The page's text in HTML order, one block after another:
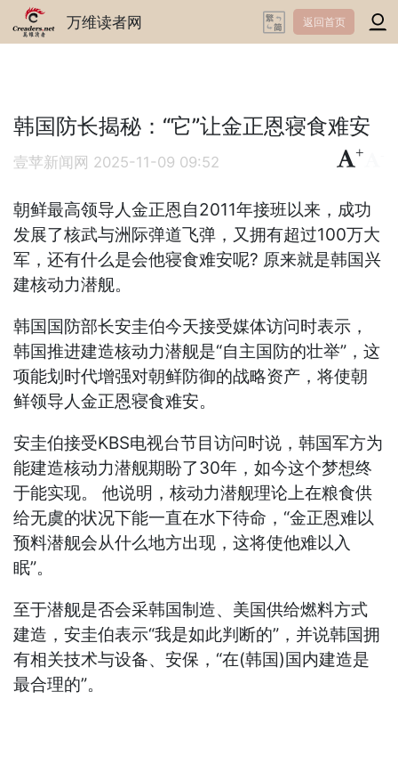
万维读者网 返回首页
韩国防长揭秘：“它”让金正恩寝食难安
壹苹新闻网 2025-11-09 09:52
+
朝鲜最高领导人金正恩自2011年接班以来，成功
发展了核武与洲际弹道飞弹，又拥有超过100万大
军，还有什么是会他寝食难安呢? 原来就是韩国兴
建核动力潜舰。
韩国国防部长安圭伯今天接受媒体访问时表示，
韩国推进建造核动力潜舰是“自主国防的壮举”，这
项能划时代增强对朝鲜防御的战略资产，将使朝
鲜领导人金正恩寝食难安。
安圭伯接受KBS电视台节目访问时说，韩国军方为
能建造核动力潜舰期盼了30年，如今这个梦想终
于能实现。 他说明，核动力潜舰理论上在粮食供
给无虞的状况下能一直在水下待命，“金正恩难以
预料潜舰会从什么地方出现，这将使他难以入
眠”。
至于潜舰是否会采韩国制造、美国供给燃料方式
建造，安圭伯表示“我是如此判断的”，并说韩国拥
有相关技术与设备、安保，“在(韩国)国内建造是
最合理的”。